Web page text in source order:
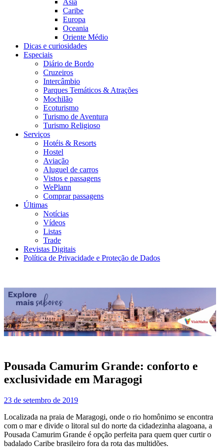
Ásia
Caribe
Europa
Oceania
Oriente Médio
Dicas e curiosidades
Especiais
Diário de Bordo
Cruzeiros
Intercâmbio
Parques Temáticos & Atrações
Mochilão
Ecoturismo
Turismo de Aventura
Turismo Religioso
Serviços
Hotéis & Resorts
Hostel
Aviação
Aluguel de carros
Vistos e passagens
WePlann
Comprar passagens
Últimas
Notícias
Vídeos
Listas
Trade
Revistas Digitais
Política de Privacidade e Proteção de Dados
Pousada Camurim Grande: conforto e
exclusividade em Maragogi
23 de setembro de 2019
Localizada na praia de Maragogi, onde o rio homônimo se encontra
com o mar e divide o litoral sul do norte da cidadezinha alagoana, a
Pousada Camurim Grande é opção perfeita para quem quer curtir o
badalado Caribe brasileiro fora da rota das multidões.